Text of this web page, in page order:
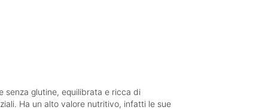
senza glutine, equilibrata e ricca di
Ha un alto valore nutritivo, infatti le sue